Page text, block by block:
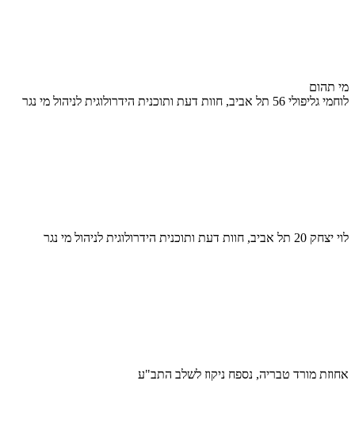
מי תהום
לוחמי גליפולי 56 תל אביב, חוות דעת ותוכנית הידרולוגית לניהול מי נגר
לוי יצחק 20 תל אביב, חוות דעת ותוכנית הידרולוגית לניהול מי נגר
אחוזת מורד טבריה, נספח ניקוז לשלב התב"ע